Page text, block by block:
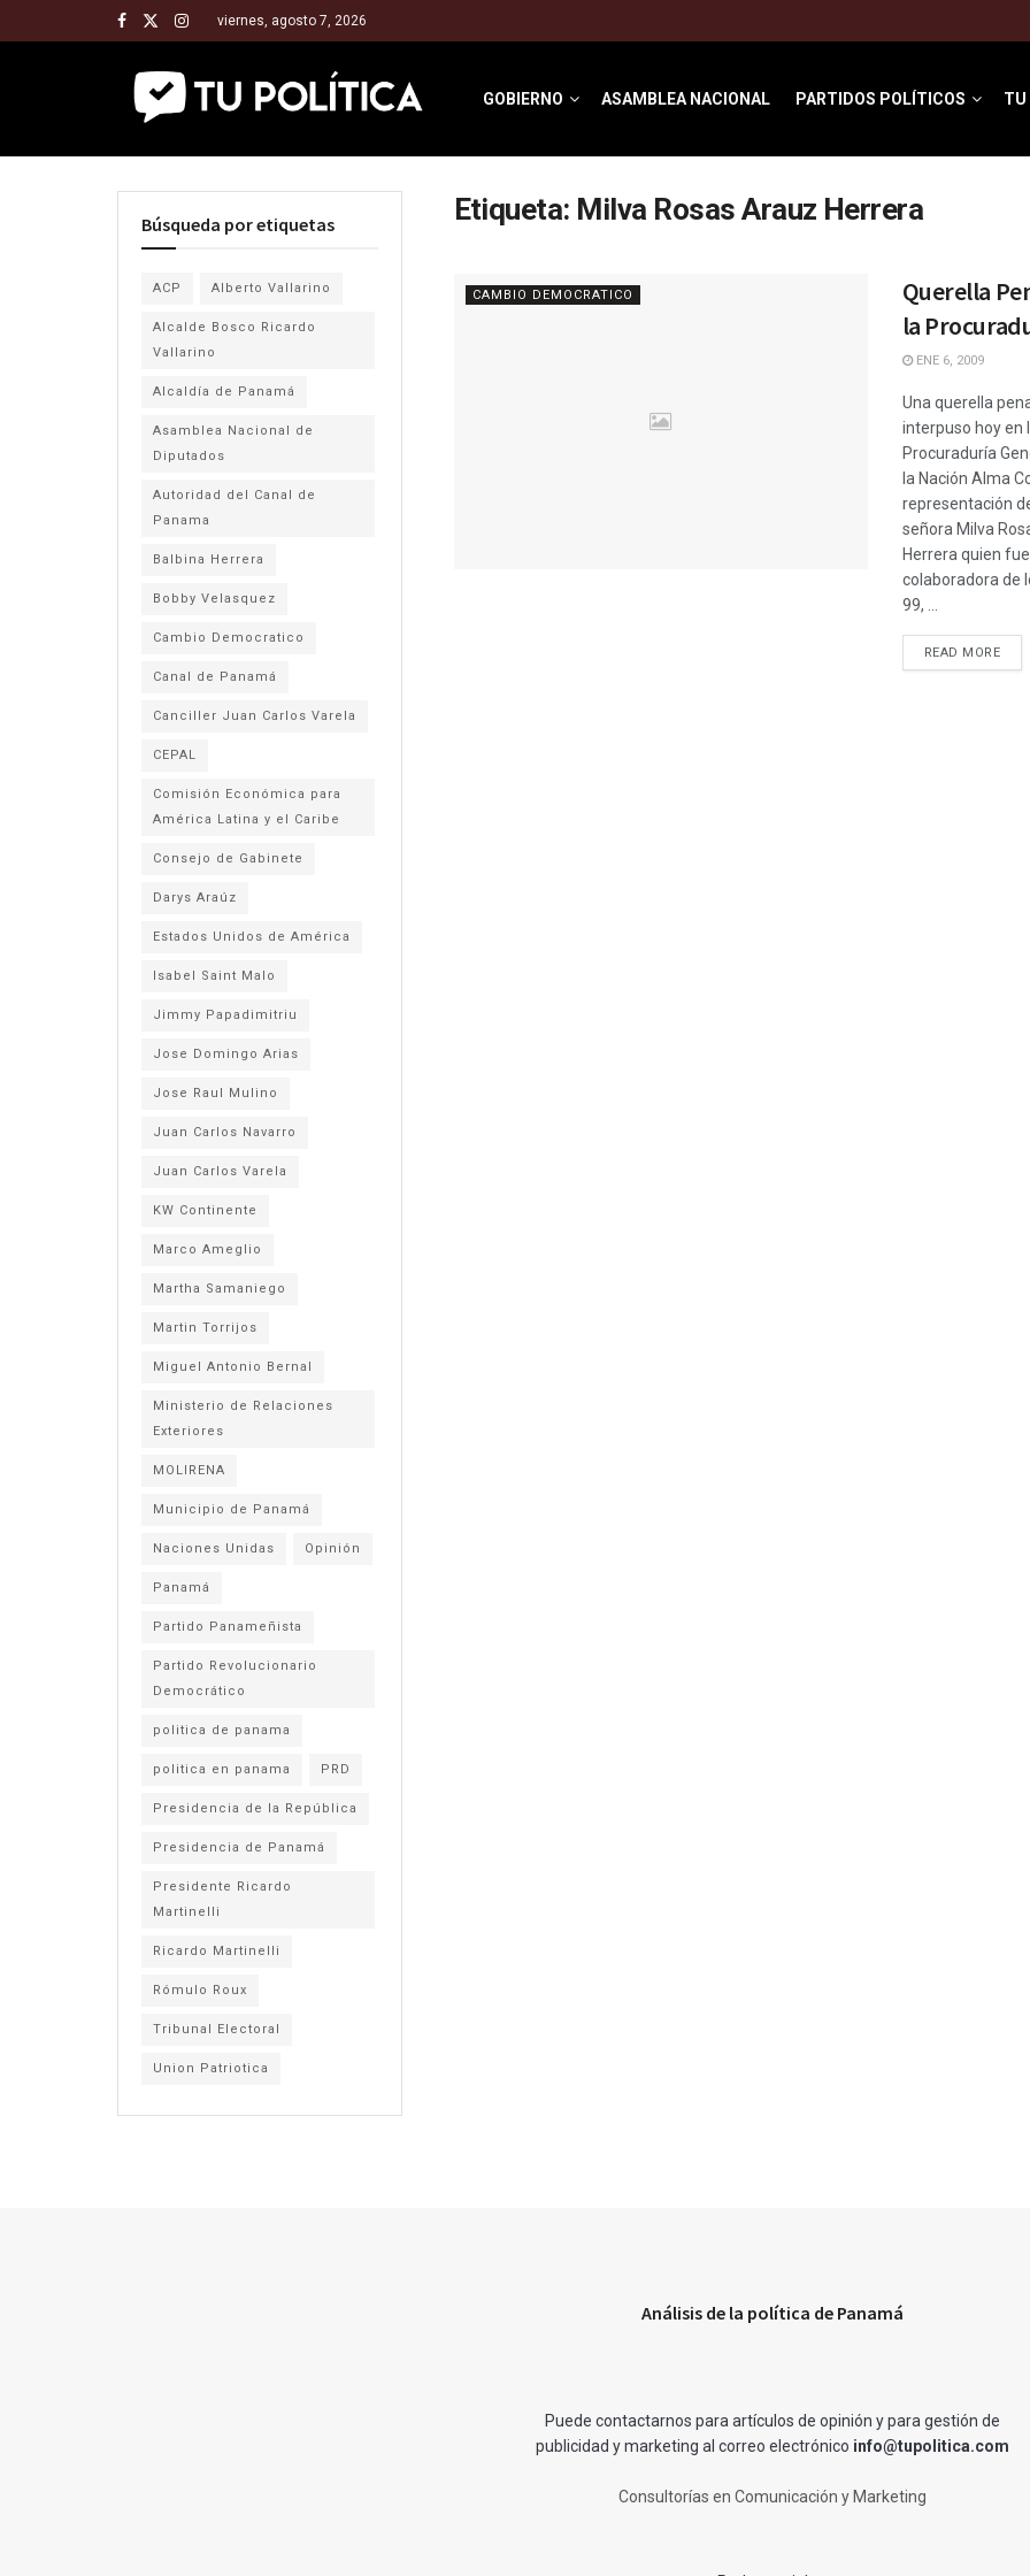
viernes, agosto 7, 2026
GOBIERNO ASAMBLEA NACIONAL PARTIDOS POLÍTICOS TU
Etiqueta: Milva Rosas Arauz Herrera
CAMBIO DEMOCRATICO
Querella
la
ENE 6, 2009
Una querella
interpuso hoy en
Procuraduría
la Nación Alma
representación
señora Milva
Herrera quien
colaboradora de
99, ...
READ MORE
Búsqueda por etiquetas
ACP Alberto Vallarino
Alcalde Bosco Ricardo
Vallarino
Alcaldía de Panamá
Asamblea Nacional de
Diputados
Autoridad del Canal de
Panama
Balbina Herrera
Bobby Velasquez
Cambio Democratico
Canal de Panamá
Canciller Juan Carlos Varela
CEPAL
Comisión Económica para
América Latina y el Caribe
Consejo de Gabinete
Darys Araúz
Estados Unidos de América
Isabel Saint Malo
Jimmy Papadimitriu
Jose Domingo Arias
Jose Raul Mulino
Juan Carlos Navarro
Juan Carlos Varela
KW Continente
Marco Ameglio
Martha Samaniego
Martin Torrijos
Miguel Antonio Bernal
Ministerio de Relaciones
Exteriores
MOLIRENA
Municipio de Panamá
Naciones Unidas Opinión
Panamá
Partido Panameñista
Partido Revolucionario
Democrático
politica de panama
politica en panama PRD
Presidencia de la República
Presidencia de Panamá
Presidente Ricardo
Martinelli
Ricardo Martinelli
Rómulo Roux
Tribunal Electoral
Union Patriotica
Análisis de la política de Panamá
Puede contactarnos para artículos de opinión y para gestión de
publicidad y marketing al correo electrónico info@tupolitica.com
Consultorías en Comunicación y Marketing